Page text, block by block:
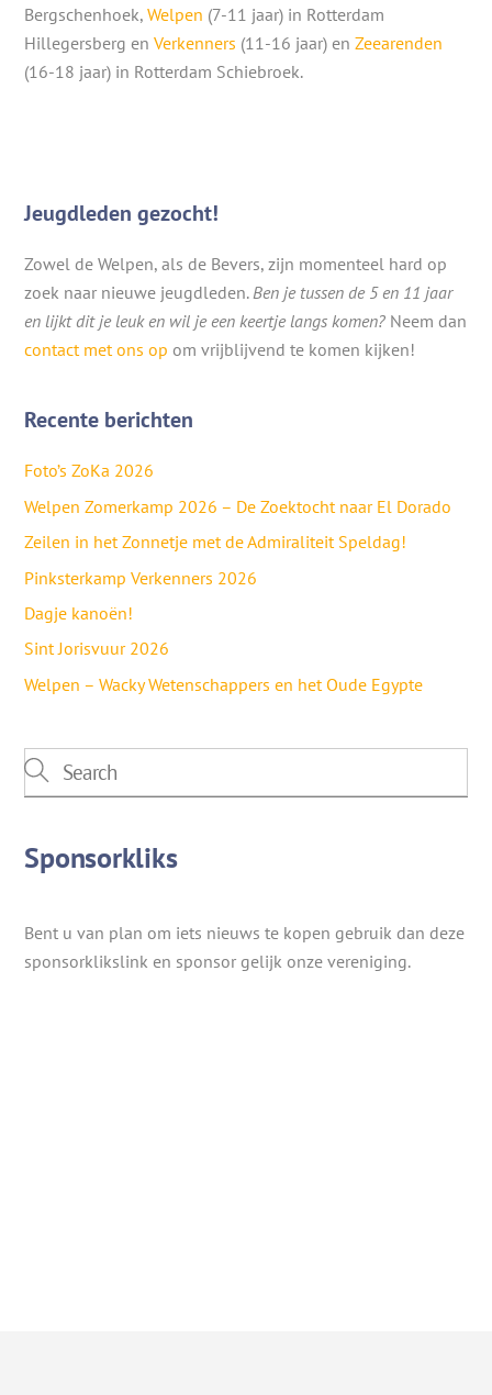
Bergschenhoek,Welpen (7-11 jaar) in Rotterdam
Hillegersberg enVerkenners (11-16 jaar) enZeearenden
(16-18 jaar) in Rotterdam Schiebroek.
Jeugdleden gezocht!
Zowel de Welpen, als de Bevers, zijn momenteel hard op
zoek naar nieuwe jeugdleden.Ben je tussen de 5 en 11 jaar
en lijkt dit je leuk en wil je een keertje langs komen? Neem dan
contact met ons op om vrijblijvend te komen kijken!
Recente berichten
Foto’s ZoKa 2026
Welpen Zomerkamp 2026 – De Zoektocht naar El Dorado
Zeilen in het Zonnetje met de Admiraliteit Speldag!
Pinksterkamp Verkenners 2026
Dagje kanoën!
Sint Jorisvuur 2026
Welpen – Wacky Wetenschappers en het Oude Egypte
Sponsorkliks
Bent u van plan om iets nieuws te kopen gebruik dan deze
sponsorklikslink en sponsor gelijk onze vereniging.